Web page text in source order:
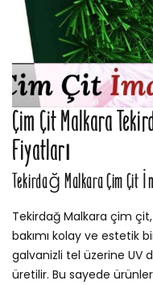
Çim Çit Malkara
Fiyatları
Tekirdağ Malkara Çim Çit
Tekirdağ Malkara çim
bakımı kolay ve estetik
galvanizli tel üzerine UV
üretilir. Bu sayede